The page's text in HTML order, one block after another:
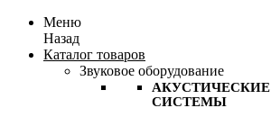
Меню
Назад
Каталог товаров
Звуковое оборудование
АКУСТИЧЕСКИЕ
СИСТЕМЫ